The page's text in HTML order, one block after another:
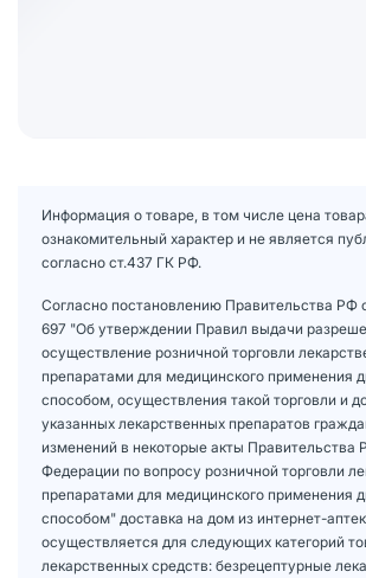
Информация о товаре, в том числе цена
ознакомительный характер и не является
согласно ст.437 ГК РФ.
Согласно постановлению Правительства РФ
697 "Об утверждении Правил выдачи
осуществление розничной торговли
препаратами для медицинского применения
способом, осуществления такой торговли и
указанных лекарственных препаратов
изменений в некоторые акты Правительства
Федерации по вопросу розничной торговли
препаратами для медицинского применения
способом" доставка на дом из интернет-
осуществляется для следующих категорий
лекарственных средств: безрецептурные